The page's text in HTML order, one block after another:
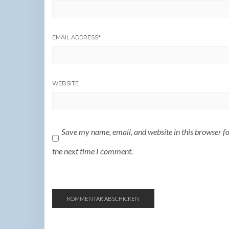
EMAIL ADDRESS*
WEBSITE
Save my name, email, and website in this browser
the next time I comment.